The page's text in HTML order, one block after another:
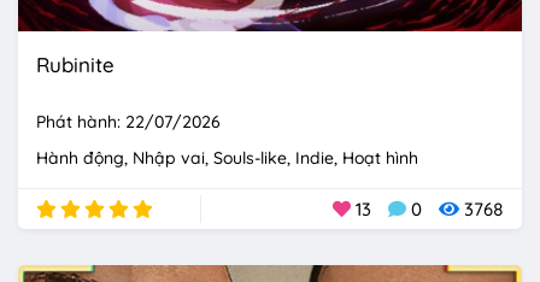
Rubinite
Phát hành: 22/07/2026
Hành động Nhập vai Souls-like Indie Hoạt hình
13 0 3768